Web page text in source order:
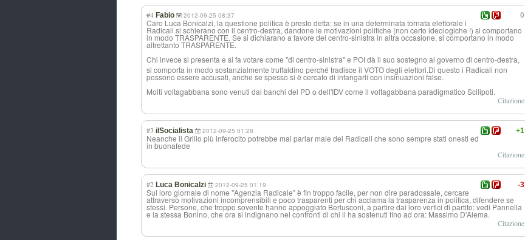
0
#4 Fabio 2012-09-25 08:37
Caro Luca Bonicalzi, la questione politica è presto detta: se in una determinata tornata elettorale i
Radicali si schierano con il centro-destra, dandone le motivazioni politiche (non certo ideologiche !) si comportano
in modo TRASPARENTE. Se si dichiarano a favore del centro-sinistra in altra occasione, si comportano in modo
altrettanto TRASPARENTE.
Chi invece si presenta e si fa votare come "di centro-sinistra" e POI dà il suo sostegno al governo di centro-destra,
si comporta in modo sostanzialmente truffaldino perché tradisce il VOTO degli elettori.Di questo i Radicali non
possono essere accusati, anche se spesso si è cercato di infangarli con insinuazioni false.
Molti voltagabbana sono venuti dai banchi del PD o dell'IDV come il voltagabbana paradigmatico Scilipoti.
Citazione
+1
#3 ilSocialista 2012-09-25 01:28
Neanche il Grillo più inferocito potrebbe mai parlar male dei Radicali che sono sempre stati onesti ed
in buonafede
Citazione
-3
#2 Luca Bonicalzi 2012-09-25 01:19
Sul loro giornale di nome "Agenzia Radicale" è fin troppo facile, per non dire paradossale, cercare
attraverso motivazioni incomprensibili e poco trasparenti per chi acclama la trasparenza in politica, difendere se
stessi. Persone, che troppo sovente hanno appoggiato Berlusconi, a partire dai loro vertici di partito: vedi Pannella
e la stessa Bonino, che ora si indignano nei confronti di chi li ha sostenuti fino ad ora: Massimo D'Alema.
Citazione